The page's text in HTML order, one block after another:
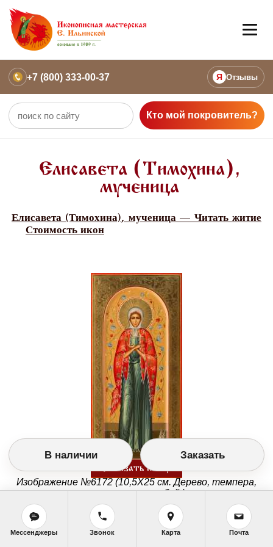
+7 (800) 333-00-37 Я Отзывы
Кто мой покровитель?
Елисавета (Тимохина),
мученица
Елисавета (Тимохина), мученица — Читать житие
Стоимость икон
Заказать икону
Изображение №6172 (10,5Х25 см. Дерево, темпера,
позолота с резьбой.)
В наличии Заказать
Мессенджеры Звонок Карта Почта